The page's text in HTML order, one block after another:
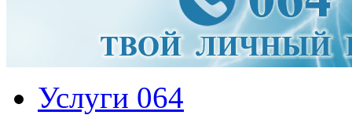
Услуги 064